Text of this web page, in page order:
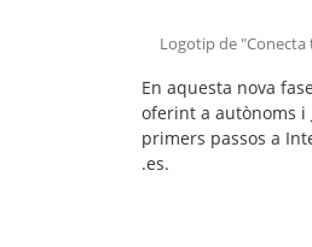
Logotip de "Conecta
En aquesta nova
oferint a autònoms i
primers passos a
.es.